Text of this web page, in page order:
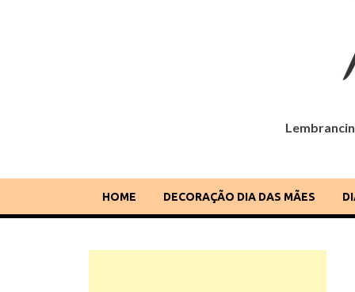
Dia das Mães
HOME DECORAÇÃO DIA DAS MÃES